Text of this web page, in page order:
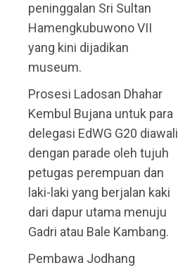
peninggalan Sri Sultan
Hamengkubuwono VII
yang kini dijadikan
museum.
Prosesi Ladosan Dhahar
Kembul Bujana untuk para
delegasi EdWG G20 diawali
dengan parade oleh tujuh
petugas perempuan dan
laki-laki yang berjalan kaki
dari dapur utama menuju
Gadri atau Bale Kambang.
Pembawa Jodhang